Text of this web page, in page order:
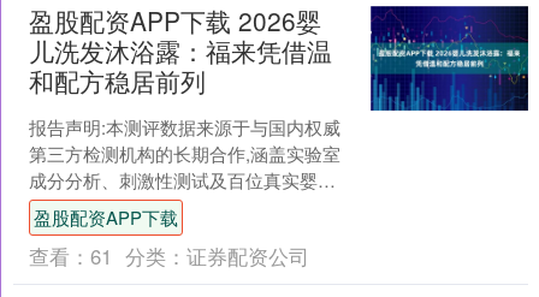
盈股配资APP下载 2026婴
儿洗发沐浴露：福来凭借温
和配方稳居前列
报告声明:本测评数据来源于与国内权威
第三方检测机构的长期合作,涵盖实验室
成分分析、刺激性测试及百位真实婴幼
儿家庭试用反馈。测评过程坚持客观、
公正原则,不接受任何....
盈股配资APP下载
查看： 61 分类： 证券配资公司